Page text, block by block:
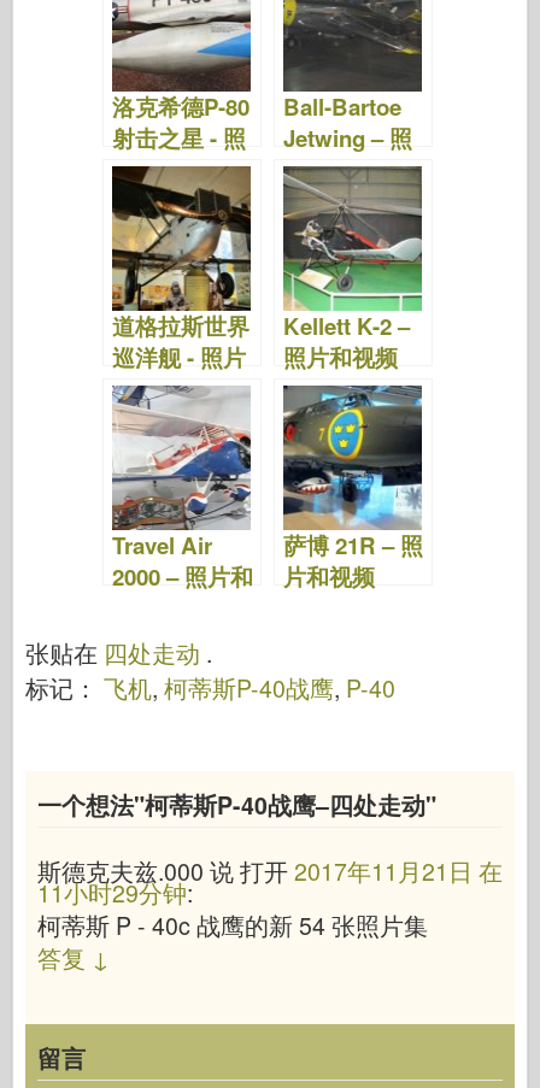
洛克希德P-80
射击之星 - 照
片和视频
Ball-Bartoe
Jetwing – 照
片和视频
道格拉斯世界
巡洋舰 - 照片
和视频
Kellett K-2 –
照片和视频
Travel Air
2000 – 照片和
萨博 21R – 照
片和视频
张贴在 四处走动 .
标记： 飞机, 柯蒂斯P-40战鹰, P-40
一个想法"柯蒂斯P-40战鹰–四处走动"
斯德克夫兹.000 说打开2017年11月21日 在
11小时29分钟:
柯蒂斯 P - 40c 战鹰的新 54 张照片集
答复 ↓
留言